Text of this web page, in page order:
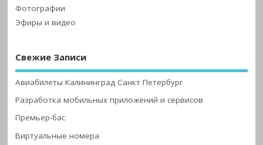
Фотографии
Эфиры и видео
Свежие Записи
Авиабилеты Калининград Санкт Петербург
Разработка мобильных приложений и сервисов
Премьер-бас
Виртуальные номера